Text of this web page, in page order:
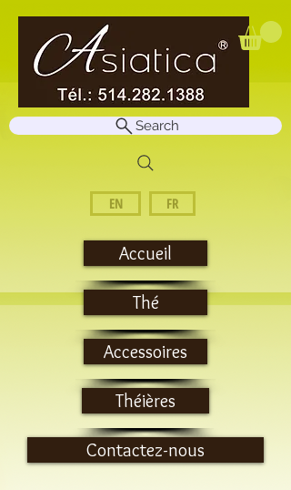
EN FR
Search
Accueil
Thé
Accessoires
Théières
Contactez-nous